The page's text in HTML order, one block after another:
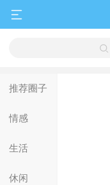


推荐圈子
情感
生活
休闲